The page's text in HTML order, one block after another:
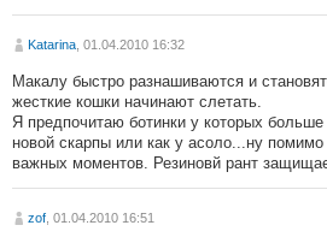
Katarina , 01.04.2010 16:32
Макалу быстро разнашиваются и
жесткие кошки начинают слетать.
Я предпочитаю ботинки у которых больше
новой скарпы или как у асоло...ну помимо
важных моментов. Резиновй рант
zof , 01.04.2010 16:51